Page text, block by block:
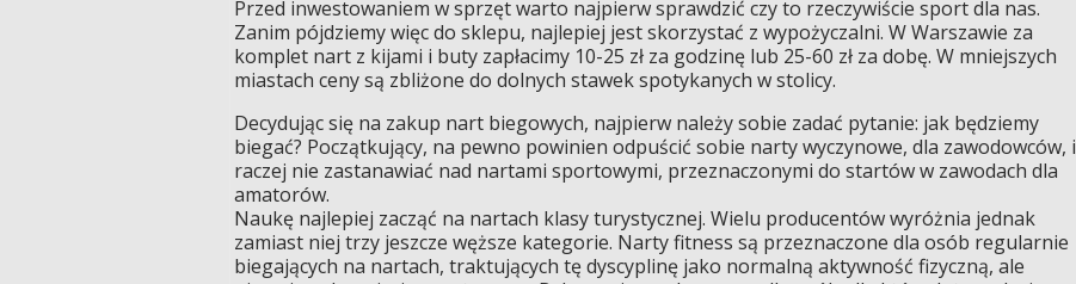
Przed inwestowaniem w sprzęt warto najpierw sprawdzić czy to rzeczywiście sport dla nas.
Zanim pójdziemy więc do sklepu, najlepiej jest skorzystać z wypożyczalni. W Warszawie za
komplet nart z kijami i buty zapłacimy 10-25 zł za godzinę lub 25-60 zł za dobę. W mniejszych
miastach ceny są zbliżone do dolnych stawek spotykanych w stolicy.
Decydując się na zakup nart biegowych, najpierw należy sobie zadać pytanie: jak będziemy
biegać? Początkujący, na pewno powinien odpuścić sobie narty wyczynowe, dla zawodowców, i
raczej nie zastanawiać nad nartami sportowymi, przeznaczonymi do startów w zawodach dla
amatorów.
Naukę najlepiej zacząć na nartach klasy turystycznej. Wielu producentów wyróżnia jednak
zamiast niej trzy jeszcze węższe kategorie. Narty fitness są przeznaczone dla osób regularnie
biegających na nartach, traktujących tę dyscyplinę jako normalną aktywność fizyczną, ale